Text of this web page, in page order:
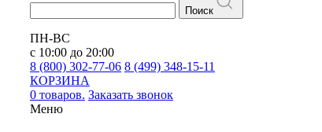
Поиск
ПН-ВС
с 10:00 до 20:00
8 (800) 302-77-06 8 (499) 348-15-11
КОРЗИНА
0 товаров. Заказать звонок
Меню